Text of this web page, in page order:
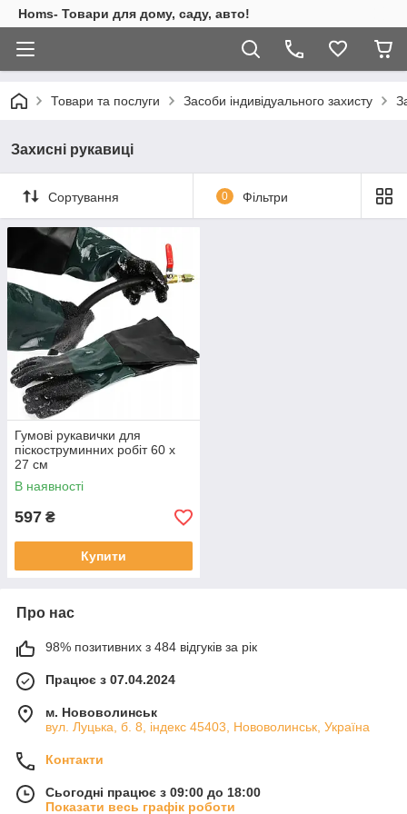
Homs- Товари для дому, саду, авто!
Товари та послуги Засоби індивідуального захисту
Захисні рукавиці
Сортування 0 Фільтри
Гумові рукавички для
піскоструминних робіт 60 х
27 см
В наявності
597 ₴
Купити
Про нас
98% позитивних з 484 відгуків за рік
Працює з 07.04.2024
м. Нововолинськ
вул. Луцька, б. 8, індекс 45403, Нововолинськ, Україна
Контакти
Сьогодні працює з 09:00 до 18:00
Показати весь графік роботи